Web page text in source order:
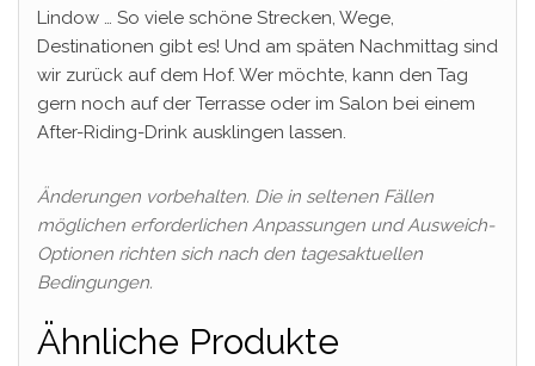
Lindow … So viele schöne Strecken, Wege,
Destinationen gibt es! Und am späten Nachmittag sind
wir zurück auf dem Hof. Wer möchte, kann den Tag
gern noch auf der Terrasse oder im Salon bei einem
After-Riding-Drink ausklingen lassen.
Änderungen vorbehalten. Die in seltenen Fällen
möglichen erforderlichen Anpassungen und Ausweich-
Optionen richten sich nach den tagesaktuellen
Bedingungen.
Ähnliche Produkte